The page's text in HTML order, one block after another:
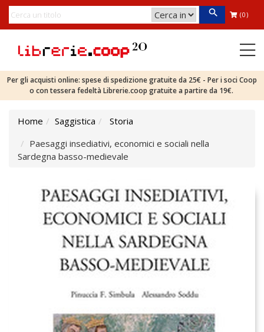
(0)
Per gli acquisti online: spese di spedizione gratuite da 25€ - Per i soci Coop
o con tessera fedeltà Librerie.coop gratuite a partire da 19€.
Home Saggistica
Storia
Paesaggi insediativi, economici e sociali nella
Sardegna basso-medievale